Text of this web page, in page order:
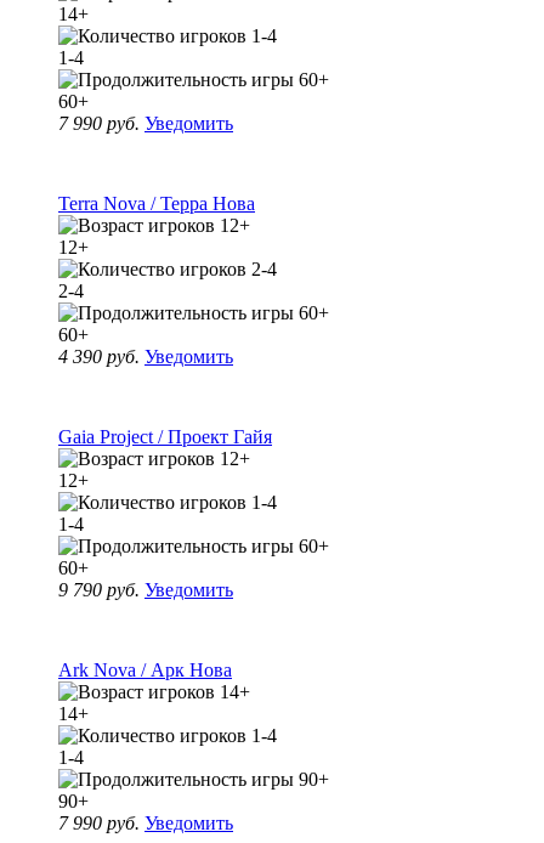
14+
1-4
60+
7 990 руб. Уведомить
Terra Nova / Терра Нова
12+
2-4
60+
4 390 руб. Уведомить
Gaia Project / Проект Гайя
12+
1-4
60+
9 790 руб. Уведомить
Ark Nova / Арк Нова
14+
1-4
90+
7 990 руб. Уведомить